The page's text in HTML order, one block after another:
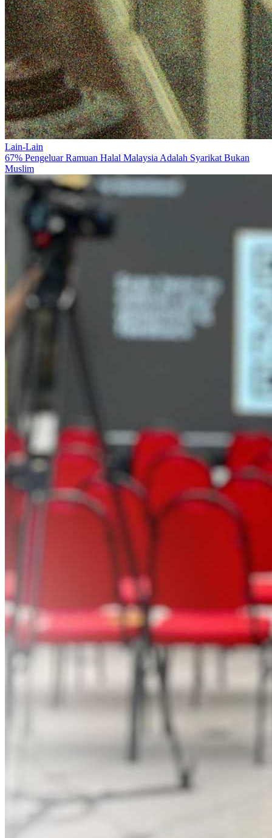
Lain-Lain
67% Pengeluar Ramuan Halal Malaysia Adalah Syarikat Bukan
Muslim